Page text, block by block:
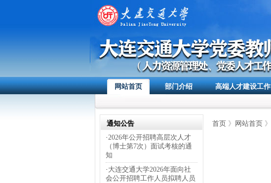
网站首页 部门介绍 高端人才建设工作
通知公告
·2026年公开招聘高层次人才
（博士第7次）面试考核的通
知
· 大连交通大学2026年面向社
会公开招聘工作人员拟聘人员
首页 》 网站首页 》